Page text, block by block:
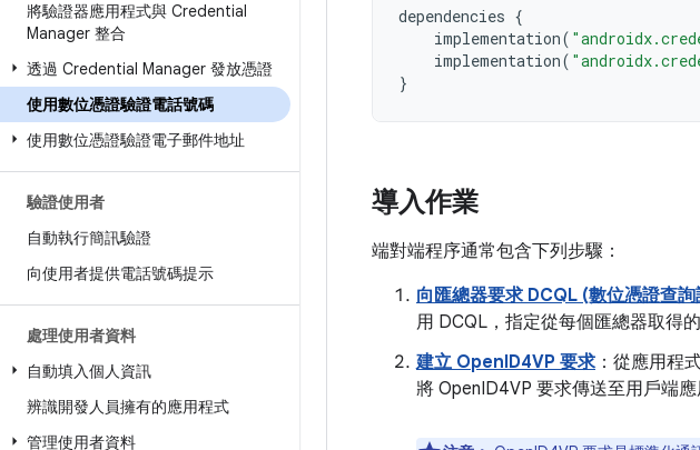
將驗證器應用程式與 Credential
Manager 整合
透過 Credential Manager 發放憑證
使用數位憑證驗證電話號碼
使用數位憑證驗證電子郵件地址
驗證使用者
自動執行簡訊驗證
向使用者提供電話號碼提示
處理使用者資料
自動填入個人資訊
辨識開發人員擁有的應用程式
管理使用者資料
dependencies {
implementation(
implementation(
}
導入作業
端對端程序通常包含下列步驟：
向匯總器要求 DCQL (數位憑證查
用 DCQL，指定從每個匯總器取得
建立 OpenID4VP 要求 ：從應用程
將 OpenID4VP 要求傳送至用戶端應